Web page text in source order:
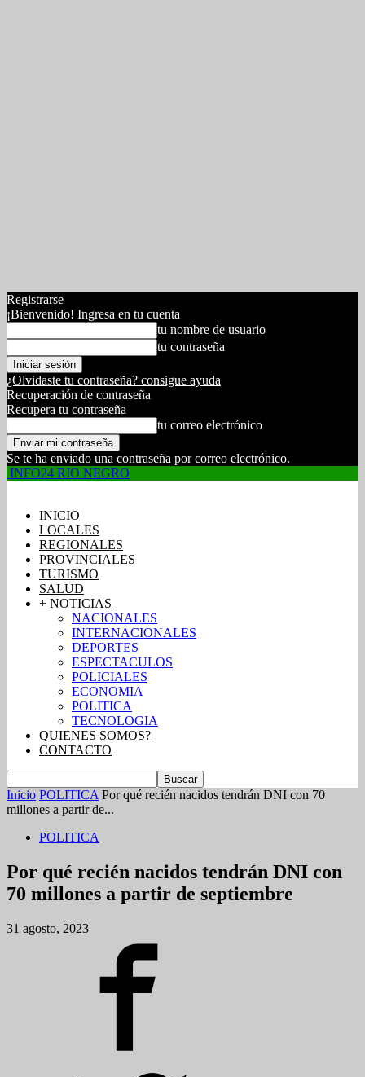
Registrarse
¡Bienvenido! Ingresa en tu cuenta
tu nombre de usuario
tu contraseña
¿Olvidaste tu contraseña? consigue ayuda
Recuperación de contraseña
Recupera tu contraseña
tu correo electrónico
Se te ha enviado una contraseña por correo electrónico.
INFO24 RIO NEGRO
INICIO
LOCALES
REGIONALES
PROVINCIALES
TURISMO
SALUD
+ NOTICIAS
NACIONALES
INTERNACIONALES
DEPORTES
ESPECTACULOS
POLICIALES
ECONOMIA
POLITICA
TECNOLOGIA
QUIENES SOMOS?
CONTACTO
Inicio POLITICA Por qué recién nacidos tendrán DNI con 70
millones a partir de...
POLITICA
Por qué recién nacidos tendrán DNI con
70 millones a partir de septiembre
31 agosto, 2023